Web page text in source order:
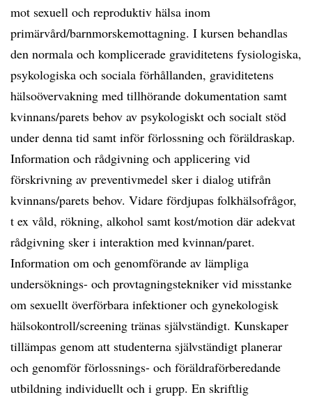
mot sexuell och reproduktiv hälsa inom
primärvård/barnmorskemottagning. I kursen behandlas
den normala och komplicerade graviditetens fysiologiska,
psykologiska och sociala förhållanden, graviditetens
hälsoövervakning med tillhörande dokumentation samt
kvinnans/parets behov av psykologiskt och socialt stöd
under denna tid samt inför förlossning och föräldraskap.
Information och rådgivning och applicering vid
förskrivning av preventivmedel sker i dialog utifrån
kvinnans/parets behov. Vidare fördjupas folkhälsofrågor,
t ex våld, rökning, alkohol samt kost/motion där adekvat
rådgivning sker i interaktion med kvinnan/paret.
Information om och genomförande av lämpliga
undersöknings- och provtagningstekniker vid misstanke
om sexuellt överförbara infektioner och gynekologisk
hälsokontroll/screening tränas självständigt. Kunskaper
tillämpas genom att studenterna självständigt planerar
och genomför förlossnings- och föräldraförberedande
utbildning individuellt och i grupp. En skriftlig